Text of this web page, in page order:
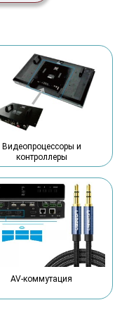
Видеопроцессоры и
контроллеры
AV-коммутация